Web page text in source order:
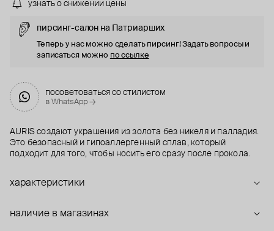
узнать о снижении цены
пирсинг-салон на Патриарших
Теперь у нас можно сделать пирсинг! Задать вопросы и
записаться можно по ссылке
посоветоваться со стилистом
в WhatsApp →
AURIS создают украшения из золота без никеля и палладия.
Это безопасный и гипоаллергенный сплав, который
подходит для того, чтобы носить его сразу после прокола.
характеристики
наличие в магазинах